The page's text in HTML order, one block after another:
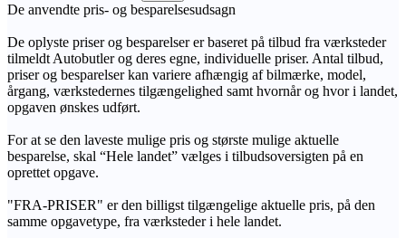
De anvendte pris- og besparelsesudsagn
De oplyste priser og besparelser er baseret på tilbud fra værksteder
tilmeldt Autobutler og deres egne, individuelle priser. Antal tilbud,
priser og besparelser kan variere afhængig af bilmærke, model,
årgang, værkstedernes tilgængelighed samt hvornår og hvor i landet,
opgaven ønskes udført.
For at se den laveste mulige pris og største mulige aktuelle
besparelse, skal “Hele landet” vælges i tilbudsoversigten på en
oprettet opgave.
"FRA-PRISER" er den billigst tilgængelige aktuelle pris, på den
samme opgavetype, fra værksteder i hele landet.